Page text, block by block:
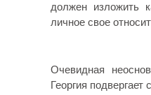
должен изложить
личное свое
Очевидная
Георгия подвергает